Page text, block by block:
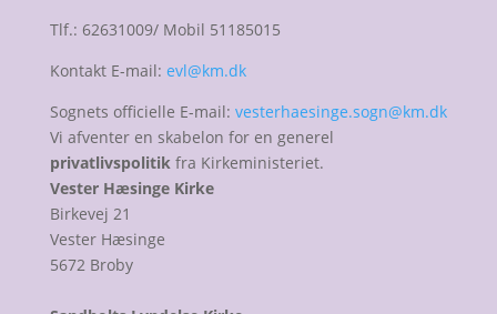
Tlf.: 62631009/ Mobil 51185015
Kontakt E-mail: evl@km.dk
Sognets officielle E-mail: vesterhaesinge.sogn@km.dk
Vi afventer en skabelon for en generel
privatlivspolitikfra Kirkeministeriet.
Vester Hæsinge Kirke
Birkevej 21
Vester Hæsinge
5672 Broby